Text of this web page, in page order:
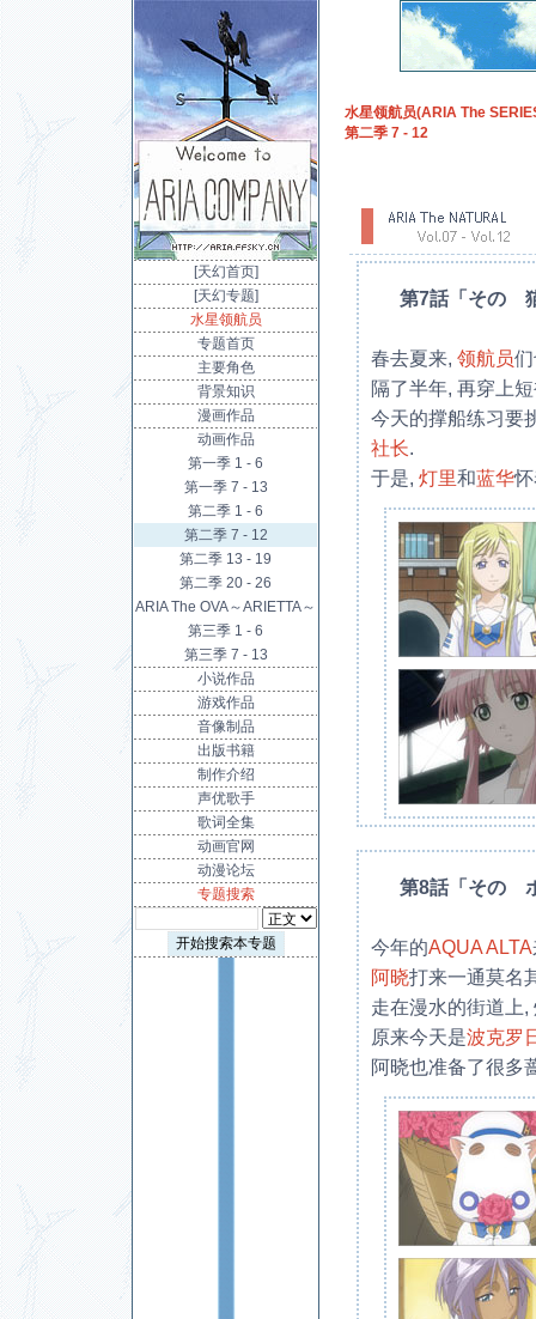
水星领航员(ARIA The
第二季 7 - 12
第7話「その
春去夏来, 领航员
隔了半年, 再穿上
今天的撑船练习要
社长.
于是, 灯里和蓝华
第8話「その
今年的AQUA ALTA
阿晓打来一通莫名
走在漫水的街道上
原来今天是波克罗
阿晓也准备了很多
[天幻首页]
[天幻专题]
水星领航员
专题首页
主要角色
背景知识
漫画作品
动画作品
第一季 1 - 6
第一季 7 - 13
第二季 1 - 6
第二季 7 - 12
第二季 13 - 19
第二季 20 - 26
ARIA The OVA～ARIETTA～
第三季 1 - 6
第三季 7 - 13
小说作品
游戏作品
音像制品
出版书籍
制作介绍
声优歌手
歌词全集
动画官网
动漫论坛
专题搜索